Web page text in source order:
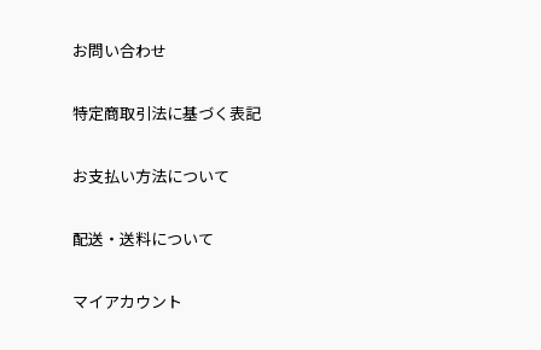
お問い合わせ
特定商取引法に基づく表記
お⽀払い⽅法について
配送・送料について
マイアカウント